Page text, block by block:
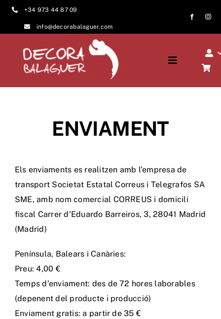
Skip
content
+34 973 44 87 09
info@decorabalaguer.com
Toggle
Projectes
Contacte
Tenda Online
ENVIAMENT
Els enviaments es realitzen amb l’empresa de
transport Societat Estatal Correus i Telegrafos SA
SME, amb nom comercial CORREUS i domicili
fiscal Carrer d’Eduardo Barreiros, 3, 28041 Madrid
(Madrid)
Península, Balears i Canàries:
Preu: 4,00 €
Temps d’enviament: des de 72 hores laborables
(depenent del producte i producció)
Enviament gratis: a partir de 35 €